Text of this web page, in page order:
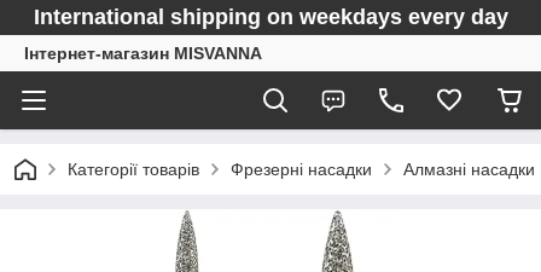
International shipping on weekdays every day
Інтернет-магазин MISVANNA
Категорії товарів Фрезерні насадки Алмазні насадки